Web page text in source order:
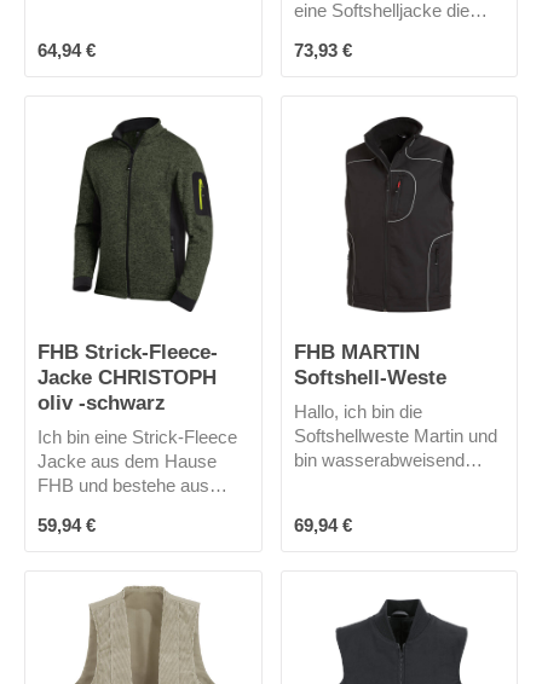
rundet mein Profil ab.Mich
Regulärer Preis:
64,94 €
eine Softshelljacke die
wasserabweisend und
atmungsaktiv ist. Durch
Obermaterial biete ich
extreme
Bewegungsfreiheit und
hohen Tragekomfort.
Meine Kapuze ist
abnehmbar und durch
meine vielen Taschen
biete ich viel Funktionalität.
Regulärer Preis:
73,93 €
FHB Strick-Fleece-
Jacke CHRISTOPH
oliv -schwarz
Ich bin eine Strick-Fleece
Jacke aus dem Hause
FHB und bestehe aus
bin ich sehr warm und
leicht. Meine körpernahe,
modische Passform
macht eine gute Figur. Ich
habe keine Kapuze.
Regulärer Preis:
59,94 €
FHB MARTIN
Softshell-Weste
Hallo, ich bin die
Softshellweste Martin und
bin wasserabweisend
elastisches Obermaterial
biete ich optimale
besitze 2 Seitentaschen
und 1 Handytasche.
Regulärer Preis:
69,94 €